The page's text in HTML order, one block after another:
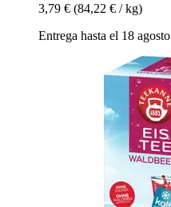
3,79 € (84,22 € / kg)
Entrega hasta el 18 agosto